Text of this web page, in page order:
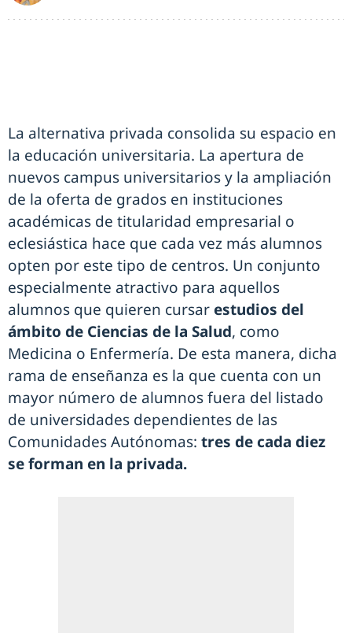
La alternativa privada consolida su espacio en
la educación universitaria. La apertura de
nuevos campus universitarios y la ampliación
de la oferta de grados en instituciones
académicas de titularidad empresarial o
eclesiástica hace que cada vez más alumnos
opten por este tipo de centros. Un conjunto
especialmente atractivo para aquellos
alumnos que quieren cursar estudios del
ámbito de Ciencias de la Salud, como
Medicina o Enfermería. De esta manera, dicha
rama de enseñanza es la que cuenta con un
mayor número de alumnos fuera del listado
de universidades dependientes de las
Comunidades Autónomas: tres de cada diez
se forman en la privada.